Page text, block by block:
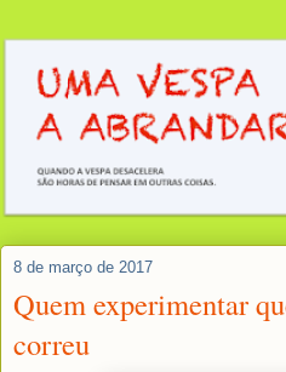
8 de março de 2017
Quem experimentar
correu